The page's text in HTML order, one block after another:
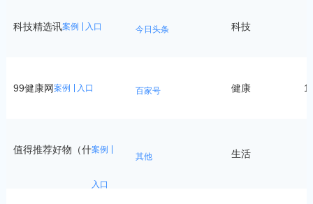
科技精选讯案例 入口 今日头条 科技
99健康网案例 入口 百家号 健康
值得推荐好物（什案例
入口
其他 生活